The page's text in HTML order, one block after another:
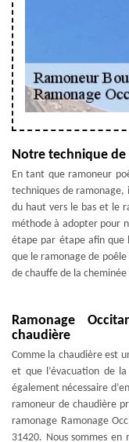
Notre technique
En tant que ramoneur
techniques de ramonage,
du haut vers le bas et le
méthode à adopter pour
étape par étape afin que
que le ramonage de
de chauffe de la
Ramonage
chaudière
Comme la chaudière est
et que l’évacuation de
également nécessaire
ramoneur de chaudière
ramonage Ramonage
31420. Nous sommes